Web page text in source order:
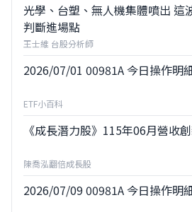
光學、台塑、無人機集體噴出 這
判斷進場點
王士維 台股分析師
2026/07/01 00981A 今日操作明
ETF小百科
《成長潛力股》115年06月營收
陳喬泓翻倍成長股
2026/07/09 00981A 今日操作明